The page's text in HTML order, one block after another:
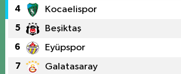
4 Kocaelispor
5 Beşiktaş
6 Eyüpspor
7 Galatasaray